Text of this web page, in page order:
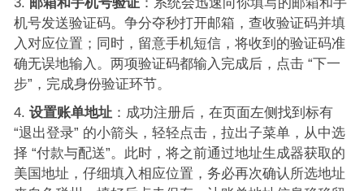
机号发送验证码。争分夺秒打开邮箱，查收验证码并填
入对应位置；同时，留意手机短信，将收到的验证码准
确无误地输入。两项验证码都输入完成后，点击 “下一
步”，完成身份验证环节。
设置账单地址：成功注册后，在页面左侧找到标有
“退出登录” 的小箭头，轻轻点击，拉出子菜单，从中选
择 “付款与配送”。此时，将之前通过地址生成器获取的
美国地址，仔细填入相应位置，务必再次确认所选地址